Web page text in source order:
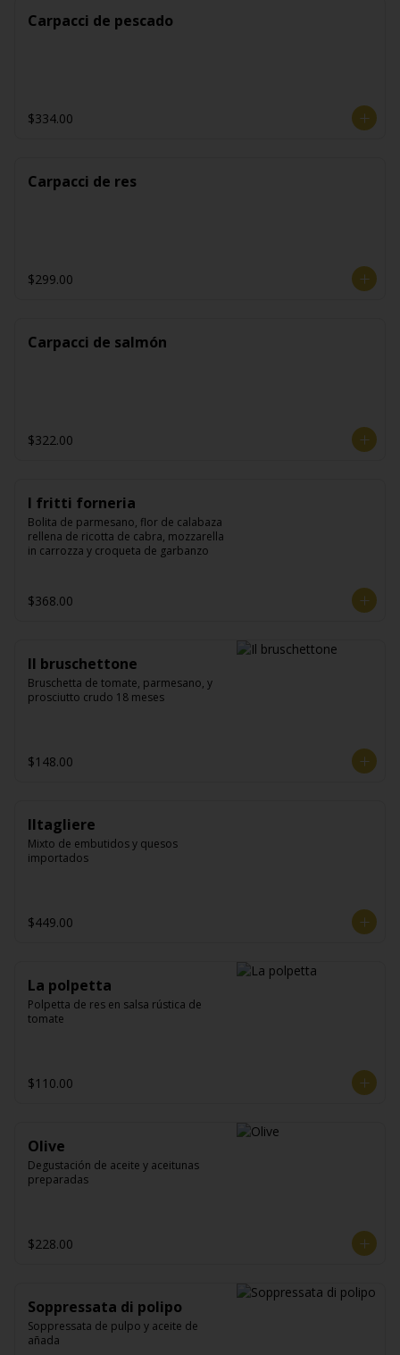
Carpacci de pescado
$334.00
Carpacci de res
$299.00
Carpacci de salmón
$322.00
I fritti forneria
Bolita de parmesano, flor de calabaza
rellena de ricotta de cabra, mozzarella
in carrozza y croqueta de garbanzo
$368.00
Il bruschettone
Bruschetta de tomate, parmesano, y
prosciutto crudo 18 meses
$148.00
Iltagliere
Mixto de embutidos y quesos
importados
$449.00
La polpetta
Polpetta de res en salsa rústica de
tomate
$110.00
Olive
Degustación de aceite y aceitunas
preparadas
$228.00
Soppressata di polipo
Soppressata de pulpo y aceite de
añada